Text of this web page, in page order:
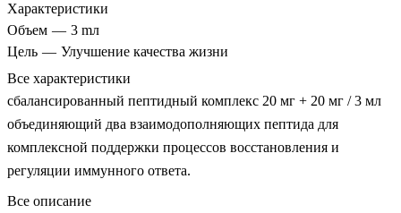
Характеристики
Объем — 3 mл
Цель — Улучшение качества жизни
Все характеристики
сбалансированный пептидный комплекс 20 мг + 20 мг / 3 мл
объединяющий два взаимодополняющих пептида для
комплексной поддержки процессов восстановления и
регуляции иммунного ответа.
Все описание